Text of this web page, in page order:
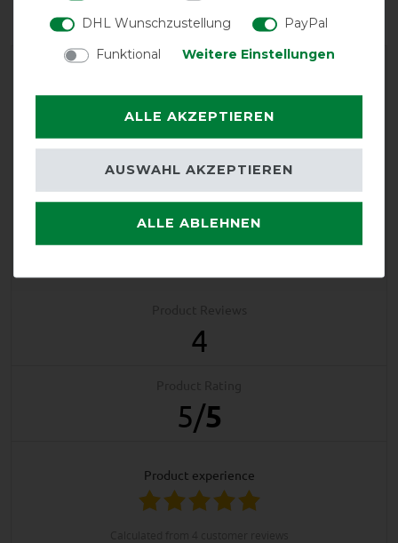
EXCELLENT
Bucas Freedom Turnout
- navy
4
5/5
product experience
DHL Wunschzustellung
PayPal
Funktional
Weitere Einstellungen
ALLE AKZEPTIEREN
ALLE ABLEHNEN
AUSWAHL AKZEPTIEREN